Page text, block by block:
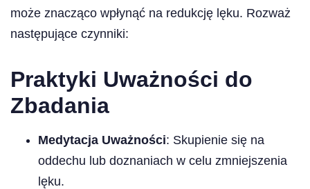
może znacząco wpłynąć na redukcję lęku. Rozważ
następujące czynniki:
Praktyki Uważności do
Zbadania
Medytacja Uważności: Skupienie się na
oddechu lub doznaniach w celu zmniejszenia
lęku.